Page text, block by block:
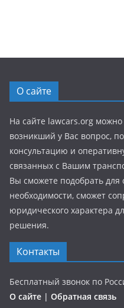
О сайте
На сайте lawcars.org
возникший у Вас вопрос,
консультацию и
связанных с Вашим
Вы сможете подобрать для
необходимости, сможет
юридического характера
решения.
Контакты
Бесплатный звонок по
О сайте | Обратная связь